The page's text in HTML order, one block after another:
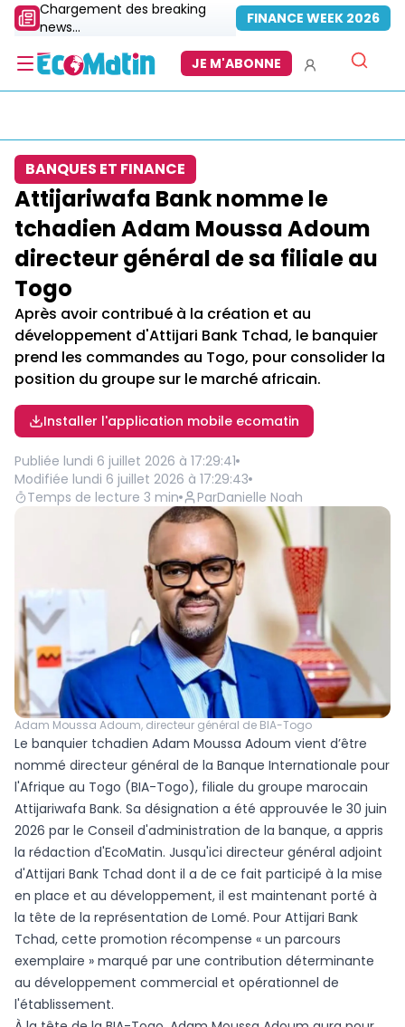
Chargement des breaking
news...
FINANCE WEEK 2026
JE M'ABONNE
BANQUES ET FINANCE
Attijariwafa Bank nomme le
tchadien Adam Moussa Adoum
directeur général de sa filiale au
Togo
Après avoir contribué à la création et au
développement d'Attijari Bank Tchad, le banquier
prend les commandes au Togo, pour consolider la
position du groupe sur le marché africain.
Installer l'application mobile ecomatin
Publiée lundi 6 juillet 2026 à 17:29:41
Modifiée lundi 6 juillet 2026 à 17:29:43
Temps de lecture 3 min ParDanielle Noah
Adam Moussa Adoum, directeur général de BIA-Togo
Le banquier tchadien Adam Moussa Adoum vient d’être
nommé directeur général de la Banque Internationale pour
l'Afrique au Togo (BIA-Togo), filiale du groupe marocain
Attijariwafa Bank. Sa désignation a été approuvée le 30 juin
2026 par le Conseil d'administration de la banque, a appris
la rédaction d'EcoMatin. Jusqu'ici directeur général adjoint
d'Attijari Bank Tchad dont il a de ce fait participé à la mise
en place et au développement, il est maintenant porté à
la tête de la représentation de Lomé. Pour Attijari Bank
Tchad, cette promotion récompense « un parcours
exemplaire » marqué par une contribution déterminante
au développement commercial et opérationnel de
l'établissement.